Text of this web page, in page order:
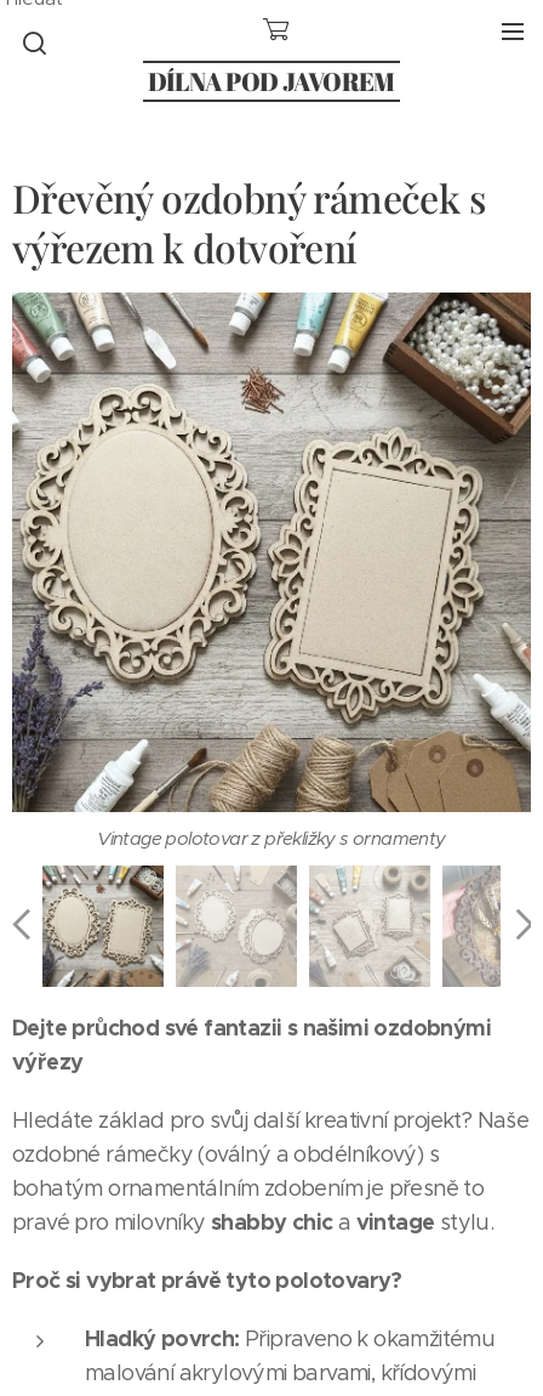
DÍLNA POD JAVOREM
Dřevěný ozdobný rámeček s
výřezem k dotvoření
Vintage polotovar z překližky s ornamenty
Dřevěné ozdobné rámečky k vymalování a tvoření
Dřevěný rámeček k dotvoření
Dejte průchod své fantazii s našimi ozdobnými
výřezy
Hledáte základ pro svůj další kreativní projekt? Naše
ozdobné rámečky (oválný a obdélníkový) s
bohatým ornamentálním zdobením je přesně to
pravé pro milovníky shabby chica vintage stylu.
Proč si vybrat právě tyto polotovary?
Hladký povrch: Připraveno k okamžitému
malování akrylovými barvami, křídovými